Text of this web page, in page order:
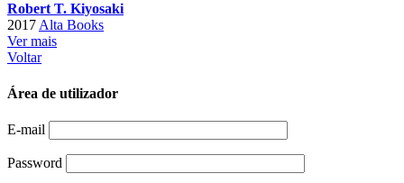
Robert T. Kiyosaki
2017 Alta Books
Ver mais
Voltar
Área de utilizador
E-mail
Password